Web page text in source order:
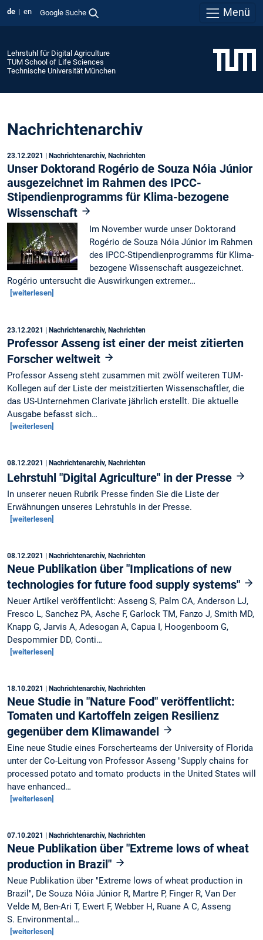
de en Google Suche Menü
Lehrstuhl für Digital Agriculture
TUM School of Life Sciences
Technische Universität München
Nachrichtenarchiv
23.12.2021 | Nachrichtenarchiv, Nachrichten
Unser Doktorand Rogério de Souza Nóia Júnior
ausgezeichnet im Rahmen des IPCC-
Stipendienprogramms für Klima-bezogene
Wissenschaft
Im November wurde unser Doktorand
Rogério de Souza Nóia Júnior im Rahmen
des IPCC-Stipendienprogramms für Klima-
bezogene Wissenschaft ausgezeichnet.
Rogério untersucht die Auswirkungen extremer…
[weiterlesen]
23.12.2021 | Nachrichtenarchiv, Nachrichten
Professor Asseng ist einer der meist zitierten
Forscher weltweit
Professor Asseng steht zusammen mit zwölf weiteren TUM-
Kollegen auf der Liste der meistzitierten Wissenschaftler, die
das US-Unternehmen Clarivate jährlich erstellt. Die aktuelle
Ausgabe befasst sich…
[weiterlesen]
08.12.2021 | Nachrichtenarchiv, Nachrichten
Lehrstuhl "Digital Agriculture" in der Presse
In unserer neuen Rubrik Presse finden Sie die Liste der
Erwähnungen unseres Lehrstuhls in der Presse.
[weiterlesen]
08.12.2021 | Nachrichtenarchiv, Nachrichten
Neue Publikation über "Implications of new
technologies for future food supply systems"
Neuer Artikel veröffentlicht: Asseng S, Palm CA, Anderson LJ,
Fresco L, Sanchez PA, Asche F, Garlock TM, Fanzo J, Smith MD,
Knapp G, Jarvis A, Adesogan A, Capua I, Hoogenboom G,
Despommier DD, Conti…
[weiterlesen]
18.10.2021 | Nachrichtenarchiv, Nachrichten
Neue Studie in "Nature Food" veröffentlicht:
Tomaten und Kartoffeln zeigen Resilienz
gegenüber dem Klimawandel
Eine neue Studie eines Forscherteams der University of Florida
unter der Co-Leitung von Professor Asseng "Supply chains for
processed potato and tomato products in the United States will
have enhanced…
[weiterlesen]
07.10.2021 | Nachrichtenarchiv, Nachrichten
Neue Publikation über "Extreme lows of wheat
production in Brazil"
Neue Publikation über "Extreme lows of wheat production in
Brazil", De Souza Nóia Júnior R, Martre P, Finger R, Van Der
Velde M, Ben-Ari T, Ewert F, Webber H, Ruane A C, Asseng
S. Environmental…
[weiterlesen]